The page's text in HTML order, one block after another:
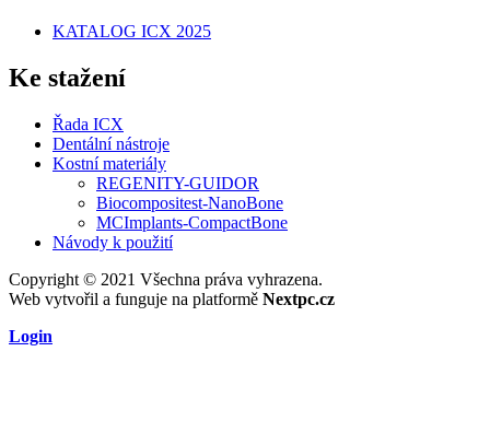
KATALOG ICX 2025
Ke stažení
Řada ICX
Dentální nástroje
Kostní materiály
REGENITY-GUIDOR
Biocompositest-NanoBone
MCImplants-CompactBone
Návody k použití
Copyright © 2021 Všechna práva vyhrazena.
Web vytvořil a funguje na platformě Nextpc.cz
Login